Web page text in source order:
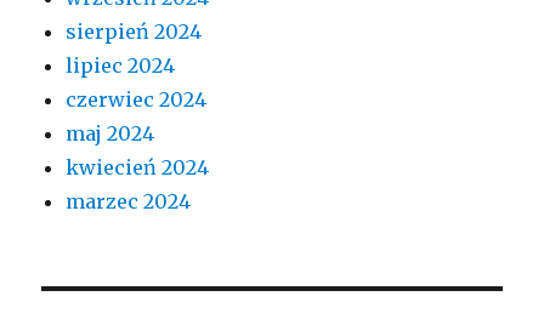
sierpień 2024
lipiec 2024
czerwiec 2024
maj 2024
kwiecień 2024
marzec 2024